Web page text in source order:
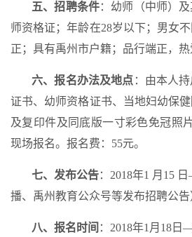
五、招聘条件：幼师（中师）
师资格证；年龄在28岁以下；男女
正；具有禹州市户籍；品行端正，热
六、报名办法及地点 ：由本人
证书、幼师资格证书、当地妇幼保
及复印件及同底版一寸彩色免冠照
现场报名。报名费：55元。
七、发布公告：2018年1 月15
播、禹州教育公众号等发布招聘公告
八、报名时间 ：2018年1月18日